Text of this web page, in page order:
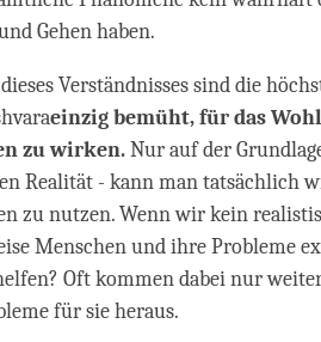
Gehen haben.
Verständnisses sind die
einzig bemüht, für das
zu wirken.Nur auf der
Realität - kann man tatsächlich
zu nutzen. Wenn wir kein
Menschen und ihre Probleme
Oft kommen dabei nur
für sie heraus.